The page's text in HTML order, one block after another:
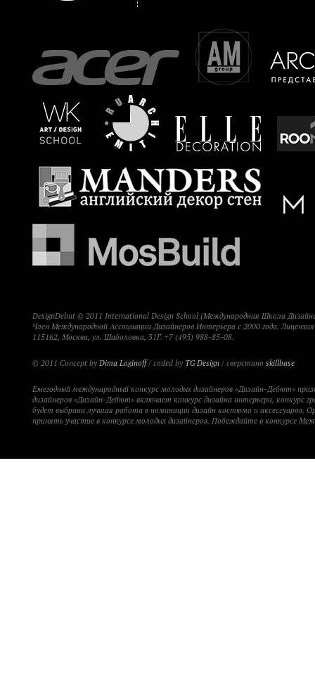
DesignDebut © 2011 International Design School (Международная Школа
Член Международной Ассоциации Дизайнеров Интерьера с 2000 года.
115162, Москва, ул. Шаболовка, 31Г. +7 (495) 988-85-08.
© 2011 Concept by Dima Loginoff/ coded by TG Design / сверстано skillbase
Ежегодный международный конкурс молодых дизайнеров «Дизайн-Дебют»
дизайнеров «Дизайн-Дебют» включает конкурс дизайна интерьера, конкурс
будет выбрана лучшая работа в номинации дизайн костюма и
принять участие в конкурсе молодых дизайнеров. Побеждайте в конкурсе